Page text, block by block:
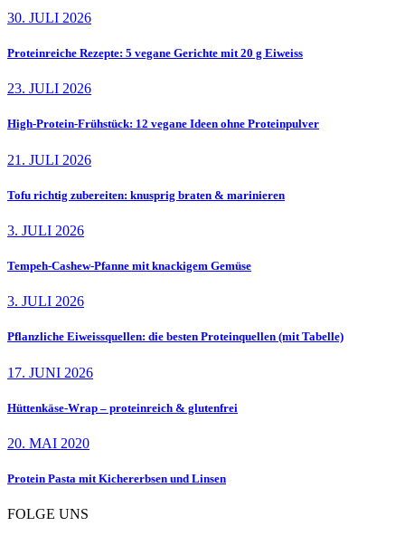
30. JULI 2026
Proteinreiche Rezepte: 5 vegane Gerichte mit 20 g Eiweiss
23. JULI 2026
High-Protein-Frühstück: 12 vegane Ideen ohne Proteinpulver
21. JULI 2026
Tofu richtig zubereiten: knusprig braten & marinieren
3. JULI 2026
Tempeh-Cashew-Pfanne mit knackigem Gemüse
3. JULI 2026
Pflanzliche Eiweissquellen: die besten Proteinquellen (mit Tabelle)
17. JUNI 2026
Hüttenkäse-Wrap – proteinreich & glutenfrei
20. MAI 2020
Protein Pasta mit Kichererbsen und Linsen
FOLGE UNS